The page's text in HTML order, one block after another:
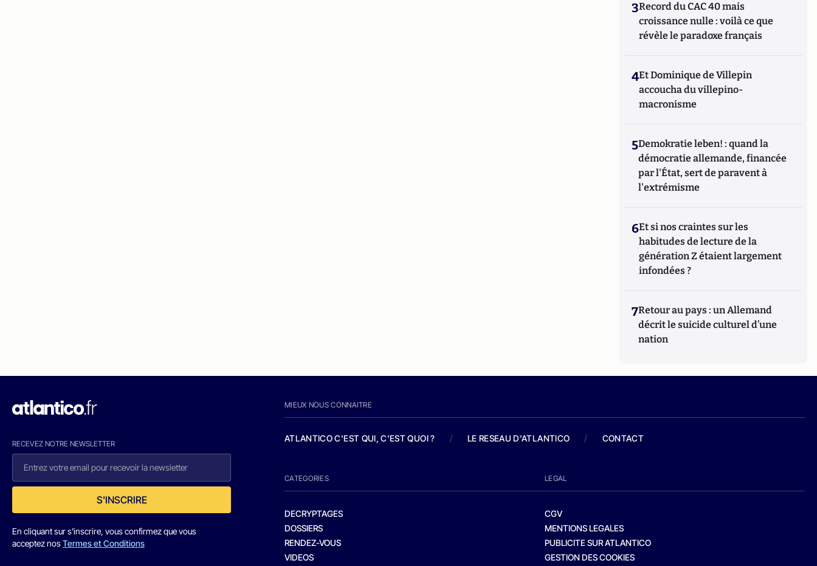
3Record du CAC 40 mais
croissance nulle : voilà ce que
révèle le paradoxe français
4Et Dominique de Villepin
accoucha du villepino-
macronisme
5Demokratie leben! : quand la
démocratie allemande, financée
par l'État, sert de paravent à
l'extrémisme
6Et si nos craintes sur les
habitudes de lecture de la
génération Z étaient largement
infondées ?
7Retour au pays : un Allemand
décrit le suicide culturel d’une
nation
RECEVEZ NOTRE NEWSLETTER
S'INSCRIRE
En cliquant sur s'inscrire, vous confirmez que vous
acceptez nosTermes et Conditions
MIEUX NOUS CONNAITRE
ATLANTICO C'EST QUI, C'EST QUOI ? / LE RESEAU D'ATLANTICO / CONTACT
CATEGORIES
DECRYPTAGES
DOSSIERS
RENDEZ-VOUS
VIDEOS
LEGAL
CGV
MENTIONS LEGALES
PUBLICITE SUR ATLANTICO
GESTION DES COOKIES